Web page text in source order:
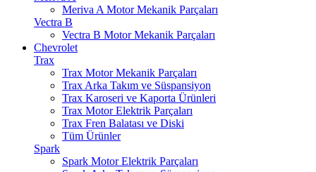
Meriva A Motor Mekanik Parçaları
Vectra B
Vectra B Motor Mekanik Parçaları
Chevrolet
Trax
Trax Motor Mekanik Parçaları
Trax Arka Takım ve Süspansiyon
Trax Karoseri ve Kaporta Ürünleri
Trax Motor Elektrik Parçaları
Trax Fren Balatası ve Diski
Tüm Ürünler
Spark
Spark Motor Elektrik Parçaları